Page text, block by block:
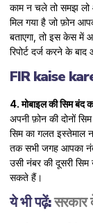
काम न चले तो समझ लो
मिल गया है जो फ़ोन
बताएगा, तो इस केस में
रिपोर्ट दर्ज करने के
FIR kaise
4. मोबाइल की सिम बंद
अपनी फ़ोन की दोनों
सिम का गलत
तक सभी जगह आपका
उसी नंबर की दूसरी
सकते हैं।
ये भी पढ़ें:सरकार